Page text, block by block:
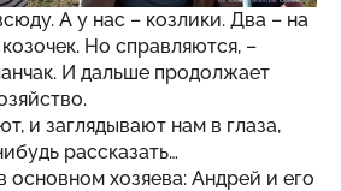
А у нас – козлики. Два – на
Но справляются, –
И дальше продолжает
и заглядывают нам в глаза,
рассказать…
основном хозяева: Андрей и его